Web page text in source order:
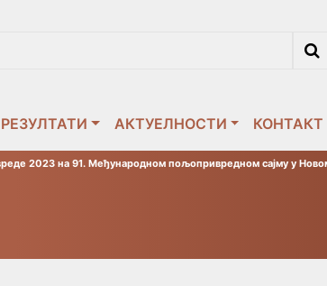
РЕЗУЛТАТИ АКТУЕЛНОСТИ КОНТАКТ
2023 на 91. Међународном пољопривредном сајму у